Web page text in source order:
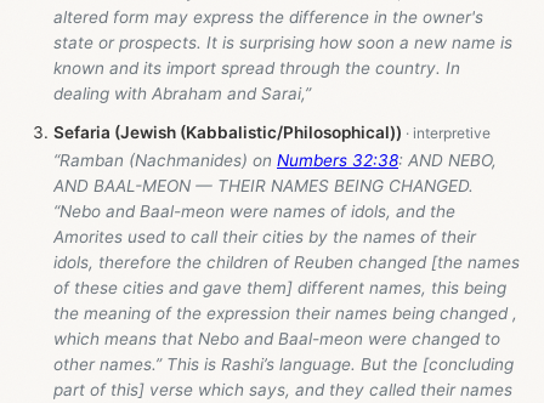
altered form may express the difference in the owner's
state or prospects. It is surprising how soon a new name is
known and its import spread through the country. In
dealing with Abraham and Sarai,”
Sefaria (Jewish (Kabbalistic/Philosophical))
“Ramban (Nachmanides) on Numbers 32:38: AND NEBO,
AND BAAL-MEON — THEIR NAMES BEING CHANGED.
“Nebo and Baal-meon were names of idols, and the
Amorites used to call their cities by the names of their
idols, therefore the children of Reuben changed [the names
of these cities and gave them] different names, this being
the meaning of the expression their names being changed ,
which means that Nebo and Baal-meon were changed to
other names.” This is Rashi’s language. But the [concluding
part of this] verse which says, and they called their names